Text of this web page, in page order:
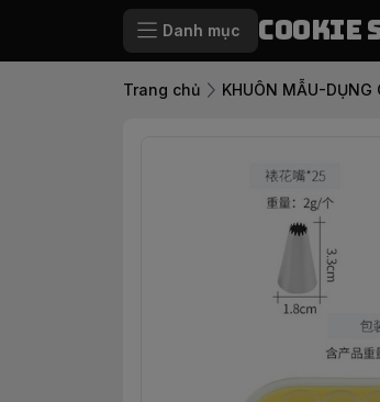
Danh mục Cookie
Trang chủ KHUÔN MẪU-DỤNG